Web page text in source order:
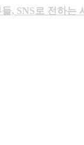
들, SNS로 전하는